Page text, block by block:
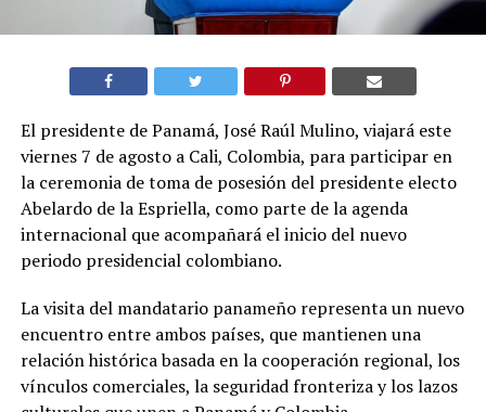
El presidente de Panamá, José Raúl Mulino, viajará este
viernes 7 de agosto a Cali, Colombia, para participar en
la ceremonia de toma de posesión del presidente electo
Abelardo de la Espriella, como parte de la agenda
internacional que acompañará el inicio del nuevo
periodo presidencial colombiano.
La visita del mandatario panameño representa un nuevo
encuentro entre ambos países, que mantienen una
relación histórica basada en la cooperación regional, los
vínculos comerciales, la seguridad fronteriza y los lazos